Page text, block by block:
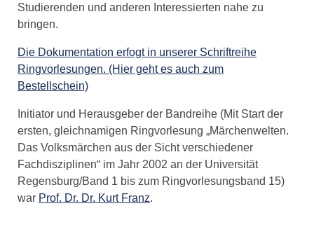
Studierenden und anderen Interessierten nahe zu
bringen.
Die Dokumentation erfogt in unserer Schriftreihe
Ringvorlesungen. (Hier geht es auch zum
Bestellschein)
Initiator und Herausgeber der Bandreihe (Mit Start der
ersten, gleichnamigen Ringvorlesung „Märchenwelten.
Das Volksmärchen aus der Sicht verschiedener
Fachdisziplinen“ im Jahr 2002 an der Universität
Regensburg/Band 1 bis zum Ringvorlesungsband 15)
war Prof. Dr. Dr. Kurt Franz.